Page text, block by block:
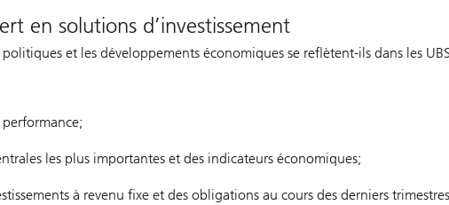
en solutions d’investissement
et les développements économiques se reflètent-ils dans les
les plus importantes et des indicateurs économiques;
à revenu fixe et des obligations au cours des derniers